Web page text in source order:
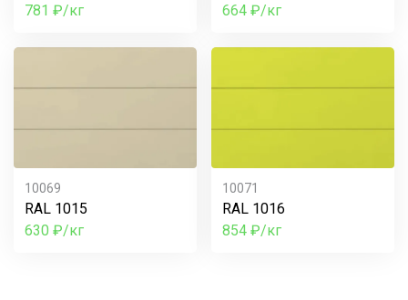
781 ₽/кг
664 ₽/кг
10069
RAL 1015
630 ₽/кг
10071
RAL 1016
854 ₽/кг